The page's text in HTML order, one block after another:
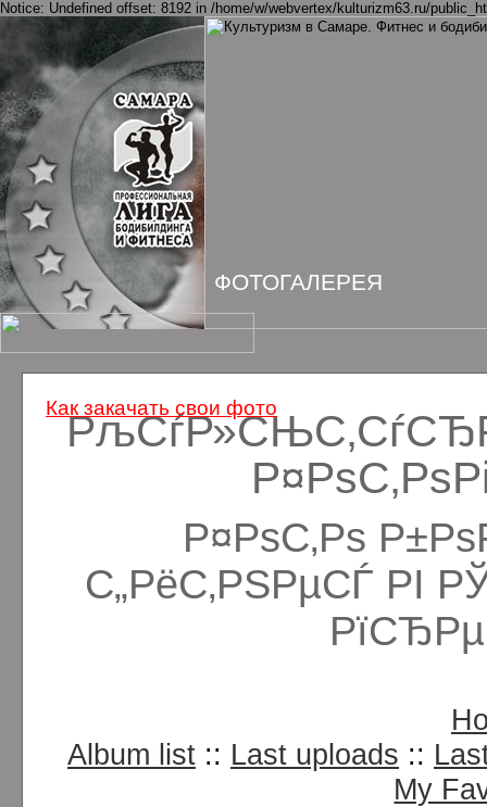
Notice: Undefined offset: 8192 in /home/w/webvertex/kulturizm63.ru/
Р¤РѕС‚Рѕ
С„РёС‚РЅРµСЃ РІ
Album list :: Last uploads ::
My
ФОТОГАЛЕРЕЯ
Как закачать свои фото